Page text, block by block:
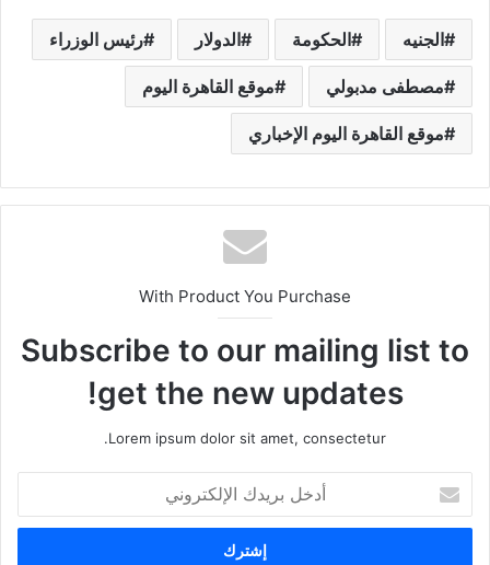
الجنيه الحكومة الدولار رئيس الوزراء
مصطفى مدبولي موقع القاهرة اليوم
موقع القاهرة اليوم الإخباري
With Product You Purchase
Subscribe to our mailing list to
get the new updates!
Lorem ipsum dolor sit amet, consectetur.
خ